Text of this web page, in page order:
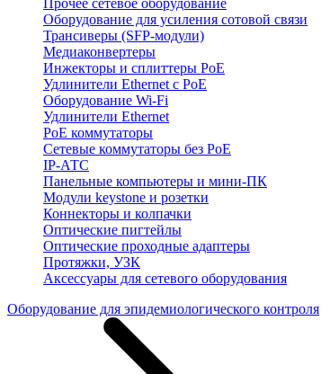
Прочее сетевое оборудование
Оборудование для усиления сотовой связи
Трансиверы (SFP-модули)
Медиаконвертеры
Инжекторы и сплиттеры PoE
Удлинители Ethernet с PoE
Оборудование Wi-Fi
Удлинители Ethernet
PoE коммутаторы
Сетевые коммутаторы без PoE
IP-АТС
Панельные компьютеры и мини-ПК
Модули keystone и розетки
Коннекторы и колпачки
Оптические пигтейлы
Оптические проходные адаптеры
Протяжки, УЗК
Аксессуары для сетевого оборудования
Оборудование для эпидемиологического контроля